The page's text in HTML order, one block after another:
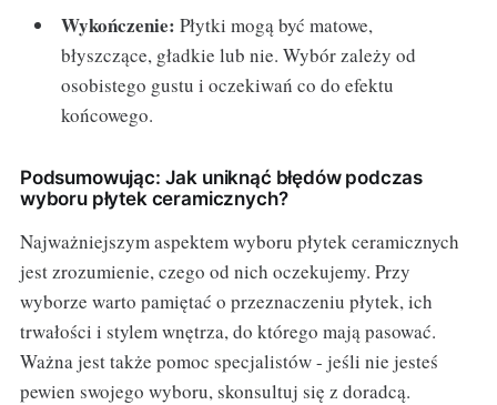
Wykończenie: Płytki mogą być matowe,
błyszczące, gładkie lub nie. Wybór zależy od
osobistego gustu i oczekiwań co do efektu
końcowego.
Podsumowując: Jak uniknąć błędów podczas
wyboru płytek ceramicznych?
Najważniejszym aspektem wyboru płytek ceramicznych
jest zrozumienie, czego od nich oczekujemy. Przy
wyborze warto pamiętać o przeznaczeniu płytek, ich
trwałości i stylem wnętrza, do którego mają pasować.
Ważna jest także pomoc specjalistów - jeśli nie jesteś
pewien swojego wyboru, skonsultuj się z doradcą.